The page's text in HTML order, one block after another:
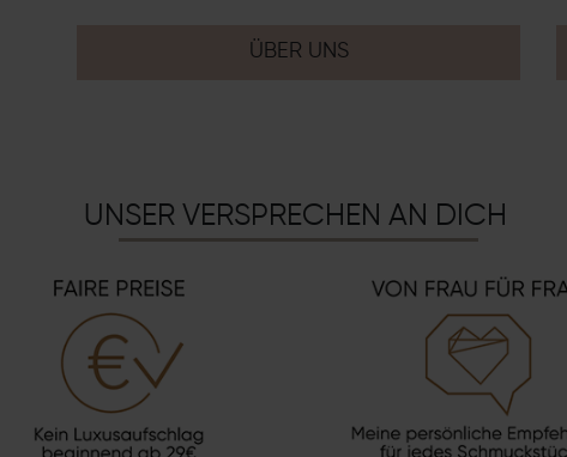
ÜBER UNS
UNSER VERSPRECHEN AN DICH